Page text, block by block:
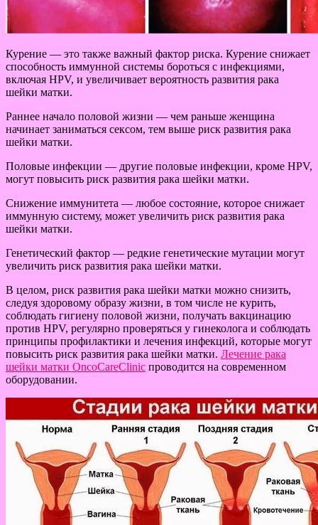
Курение — это также важный фактор риска. Курение снижает
способность иммунной системы бороться с инфекциями,
включая HPV, и увеличивает вероятность развития рака
шейки матки.
Раннее начало половой жизни — чем раньше женщина
начинает заниматься сексом, тем выше риск развития рака
шейки матки.
Половые инфекции — другие половые инфекции, кроме HPV,
могут повысить риск развития рака шейки матки.
Снижение иммунитета — любое состояние, которое снижает
иммунную систему, может увеличить риск развития рака
шейки матки.
Генетический фактор — редкие генетические мутации могут
увеличить риск развития рака шейки матки.
В целом, риск развития рака шейки матки можно снизить,
следуя здоровому образу жизни, в том числе не курить,
соблюдать гигиену половой жизни, получать вакцинацию
против HPV, регулярно проверяться у гинеколога и соблюдать
принципы профилактики и лечения инфекций, которые могут
повысить риск развития рака шейки матки. Лечение рака
шейки матки OncoCareClinic проводится на современном
оборудовании.